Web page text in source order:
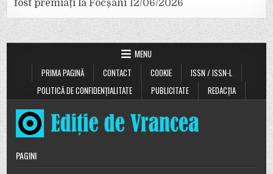
fost premiați la Focșani 12/06/2026
MENU
PRIMA PAGINĂ
CONTACT COOKIE
ISSN / ISSN-L
POLITICĂ DE CONFIDENȚIALITATE
PUBLICITATE REDACȚIA
PAGINI